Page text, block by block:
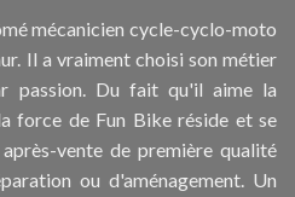
mécanicien cycle-cyclo-moto
Il a vraiment choisi son métier
passion. Du fait qu'il aime la
force de Fun Bike réside et se
vente de première qualité
ou d'aménagement. Un